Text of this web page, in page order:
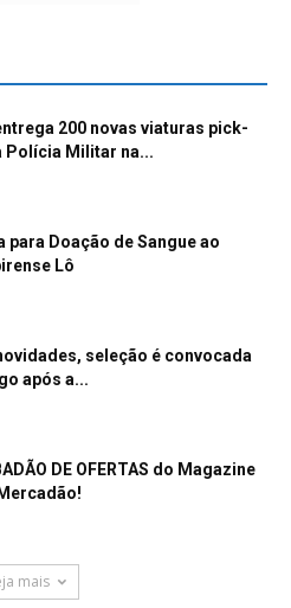
200 novas viaturas pick-
Polícia Militar na...
para Doação de Sangue ao
Lô
seleção é convocada
após a...
DE OFERTAS do Magazine
mais